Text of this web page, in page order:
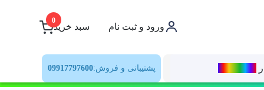
ورود و ثبت نام سبد خرید
0
پشتیبانی و فروش:09917797600